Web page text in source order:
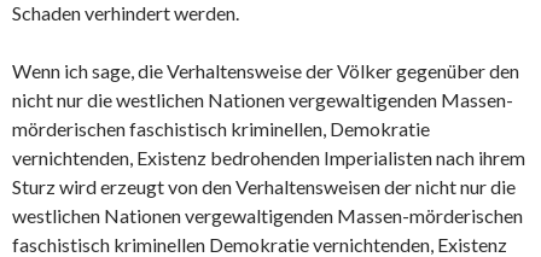
Schaden verhindert werden.
Wenn ich sage, die Verhaltensweise der Völker gegenüber den
nicht nur die westlichen Nationen vergewaltigenden Massen-
mörderischen faschistisch kriminellen, Demokratie
vernichtenden, Existenz bedrohenden Imperialisten nach ihrem
Sturz wird erzeugt von den Verhaltensweisen der nicht nur die
westlichen Nationen vergewaltigenden Massen-mörderischen
faschistisch kriminellen Demokratie vernichtenden, Existenz